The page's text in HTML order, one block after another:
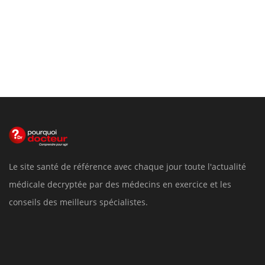
Le site santé de référence avec chaque jour toute l'actualité
médicale decryptée par des médecins en exercice et les
conseils des meilleurs spécialistes.